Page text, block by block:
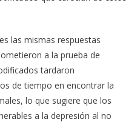
las mismas respuestas
a la prueba de
tardaron
de tiempo en encontrar la
lo que sugiere que los
a la depresión al no